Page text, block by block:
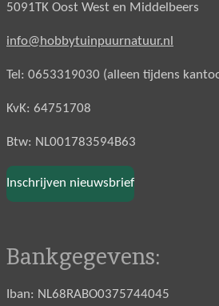
5091TK Oost West en Middelbeers
info@hobbytuinpuurnatuur.nl
Tel: 0653319030 (alleen tijdens
KvK: 64751708
Btw: NL001783594B63
Inschrijven nieuwsbrief
Bankgegevens:
Iban: NL68RABO0375744045